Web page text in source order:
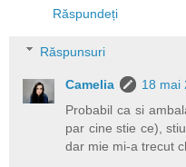
Răspundeți
Răspunsuri
Camelia
18 mai
Probabil ca si
par cine stie ce),
dar mie mi-a trecut